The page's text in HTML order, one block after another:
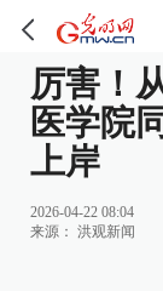
厉害！
医学院
上岸
2026-04-22 08:04
来源： 洪观新闻